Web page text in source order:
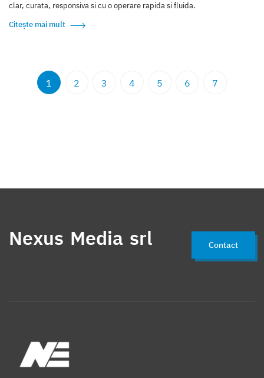
clar, curata, responsiva si cu o operare rapida si fluida.
Citește mai mult
1 2 3 4 5 6 7
Nexus Media srl Contact